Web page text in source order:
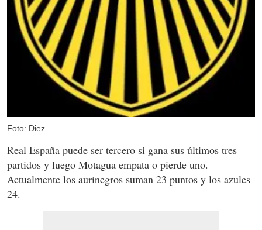
Foto: Diez
Real España puede ser tercero si gana sus últimos tres
partidos y luego Motagua empata o pierde uno.
Actualmente los aurinegros suman 23 puntos y los azules
24.